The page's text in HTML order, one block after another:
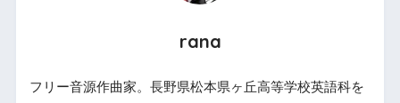
rana
フリー音源作曲家。長野県松本県ヶ丘高等学校英語科を